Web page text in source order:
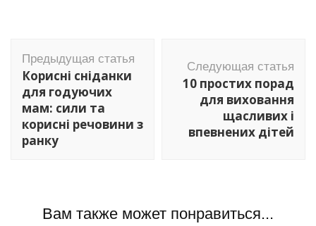
по
записям
Предыдущая статья
Корисні сніданки
для годуючих
мам: сили та
корисні речовини з
ранку
Следующая статья
10 простих порад
для виховання
щасливих і
впевнених дітей
Вам также может понравиться...